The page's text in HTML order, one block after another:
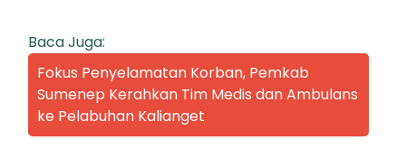
Baca Juga:
Fokus Penyelamatan Korban, Pemkab
Sumenep Kerahkan Tim Medis dan Ambulans
ke Pelabuhan Kalianget